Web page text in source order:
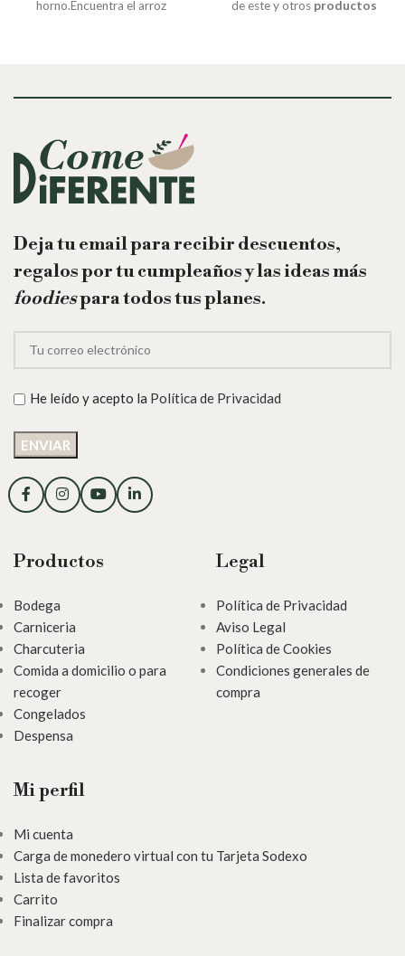
horno.Encuentra el arroz
confianza.
de este y otros productos
Deja tu email para recibir descuentos,
regalos por tu cumpleaños y las ideas más
foodiespara todos tus planes.
He leído y acepto la Política de Privacidad
Productos
Bodega
Carniceria
Charcuteria
Comida a domicilio o para
recoger
Congelados
Despensa
Legal
Política de Privacidad
Aviso Legal
Política de Cookies
Condiciones generales de
compra
Mi perfil
Mi cuenta
Carga de monedero virtual con tu Tarjeta Sodexo
Lista de favoritos
Carrito
Finalizar compra